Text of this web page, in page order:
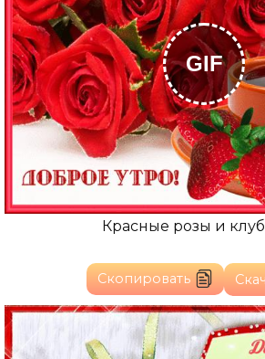
GIF
Красные розы и
Скопировать